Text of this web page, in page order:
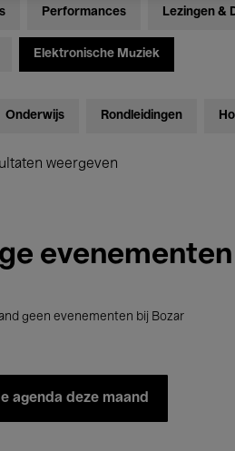
Performances Lezingen &
Elektronische Muziek
Onderwijs Rondleidingen
weergeven
evenementen
geen evenementen bij Bozar
agenda deze maand